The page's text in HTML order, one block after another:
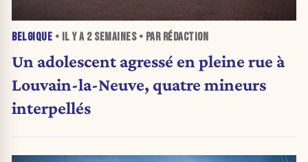
BELGIQUE • IL Y A 2 SEMAINES• PAR RÉDACTION
Un adolescent agressé en pleine rue à
Louvain-la-Neuve, quatre mineurs
interpellés